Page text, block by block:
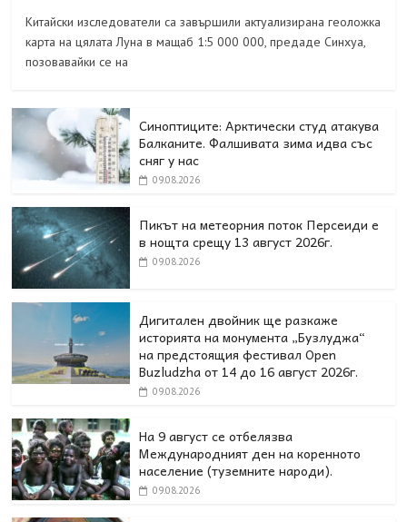
Китайски изследователи са завършили актуализирана геоложка
карта на цялата Луна в мащаб 1:5 000 000, предаде Синхуа,
позовавайки се на
Синоптиците: Арктически студ атакува
Балканите. Фалшивата зима идва със
сняг у нас
09.08.2026
Пикът на метеорния поток Персеиди е
в нощта срещу 13 август 2026г.
09.08.2026
Дигитален двойник ще разкаже
историята на монумента „Бузлуджа“
на предстоящия фестивал Open
Buzludzha от 14 до 16 август 2026г.
09.08.2026
На 9 август се отбелязва
Международният ден на коренното
население (туземните народи).
09.08.2026